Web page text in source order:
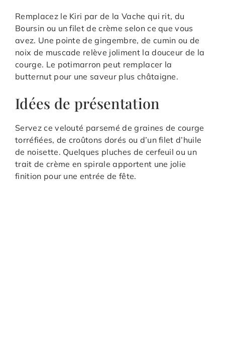
Remplacez le Kiri par de la Vache qui rit, du
Boursin ou un filet de crème selon ce que vous
avez. Une pointe de gingembre, de cumin ou de
noix de muscade relève joliment la douceur de la
courge. Le potimarron peut remplacer la
butternut pour une saveur plus châtaigne.
Idées de présentation
Servez ce velouté parsemé de graines de courge
torréfiées, de croûtons dorés ou d’un filet d’huile
de noisette. Quelques pluches de cerfeuil ou un
trait de crème en spirale apportent une jolie
finition pour une entrée de fête.